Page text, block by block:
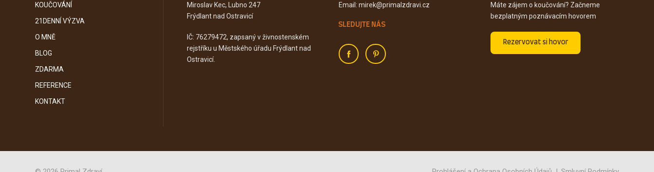
KOUČOVÁNÍ
21DENNÍ VÝZVA
O MNĚ
BLOG
ZDARMA
REFERENCE
KONTAKT
Miroslav Kec, Lubno 247
Frýdlant nad Ostravicí
IČ: 76279472, zapsaný v živnostenském
rejstříku u Městského úřadu Frýdlant nad
Ostravicí.
Email: mirek@primalzdravi.cz
SLEDUJTE NÁS
Máte zájem o koučování? Začneme
bezplatným poznávacím hovorem
Rezervovat si hovor